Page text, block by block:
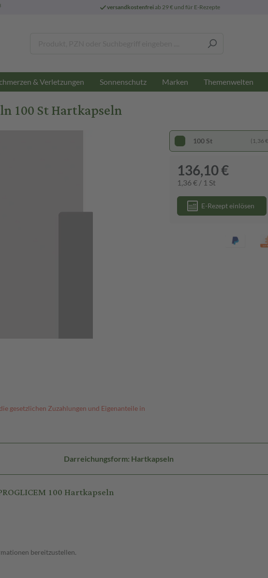
versandkostenfreiab 29 € und für E-Rezepte
& Verletzungen Sonnenschutz Marken Themenwelten
100 St Hartkapseln
gesetzlichen Zuzahlungen und Eigenanteile in
100 St (1,36
136,10 €
1,36 € / 1 St
E-Rezept einlösen
Darreichungsform: Hartkapseln
100 Hartkapseln
bereitzustellen.